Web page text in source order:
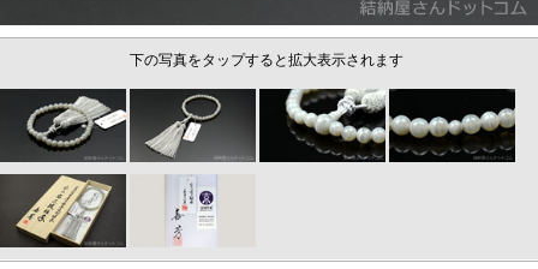
下の写真をタップすると拡大表示されます